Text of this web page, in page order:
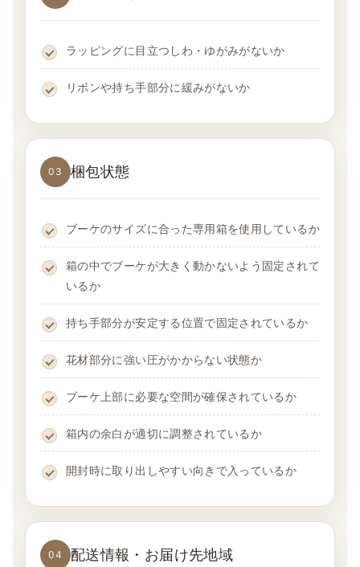
ラッピングに目立つしわ・ゆがみがないか
リボンや持ち手部分に緩みがないか
03 梱包状態
ブーケのサイズに合った専用箱を使用しているか
箱の中でブーケが大きく動かないよう固定されて
いるか
持ち手部分が安定する位置で固定されているか
花材部分に強い圧がかからない状態か
ブーケ上部に必要な空間が確保されているか
箱内の余白が適切に調整されているか
開封時に取り出しやすい向きで入っているか
04 配送情報・お届け先地域